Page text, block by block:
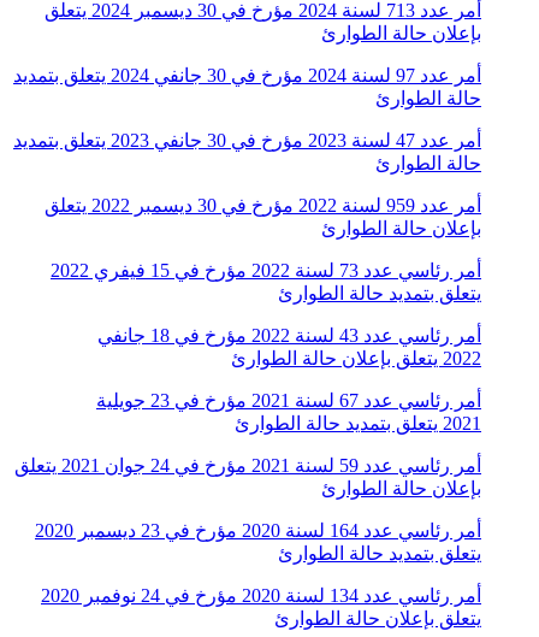
أمر عدد 713 لسنة 2024 مؤرخ في 30 ديسمبر 2024 يتعلق
بإعلان حالة الطوارئ
أمر عدد 97 لسنة 2024 مؤرخ في 30 جانفي 2024 يتعلق بتمديد
حالة الطوارئ
أمر عدد 47 لسنة 2023 مؤرخ في 30 جانفي 2023 يتعلق بتمديد
حالة الطوارئ
أمر عدد 959 لسنة 2022 مؤرخ في 30 ديسمبر 2022 يتعلق
بإعلان حالة الطوارئ
أمر رئاسي عدد 73 لسنة 2022 مؤرخ في 15 فيفري 2022
يتعلق بتمديد حالة الطوارئ
أمر رئاسي عدد 43 لسنة 2022 مؤرخ في 18 جانفي
2022 يتعلق بإعلان حالة الطوارئ
أمر رئاسي عدد 67 لسنة 2021 مؤرخ في 23 جويلية
2021 يتعلق بتمديد حالة الطوارئ
أمر رئاسي عدد 59 لسنة 2021 مؤرخ في 24 جوان 2021 يتعلق
بإعلان حالة الطوارئ
أمر رئاسي عدد 164 لسنة 2020 مؤرخ في 23 ديسمبر 2020
يتعلق بتمديد حالة الطوارئ
أمر رئاسي عدد 134 لسنة 2020 مؤرخ في 24 نوفمبر 2020
يتعلق بإعلان حالة الطوارئ